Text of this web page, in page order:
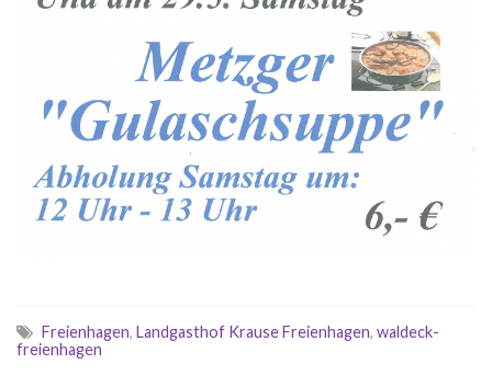
Freienhagen, Landgasthof Krause Freienhagen, waldeck-
freienhagen